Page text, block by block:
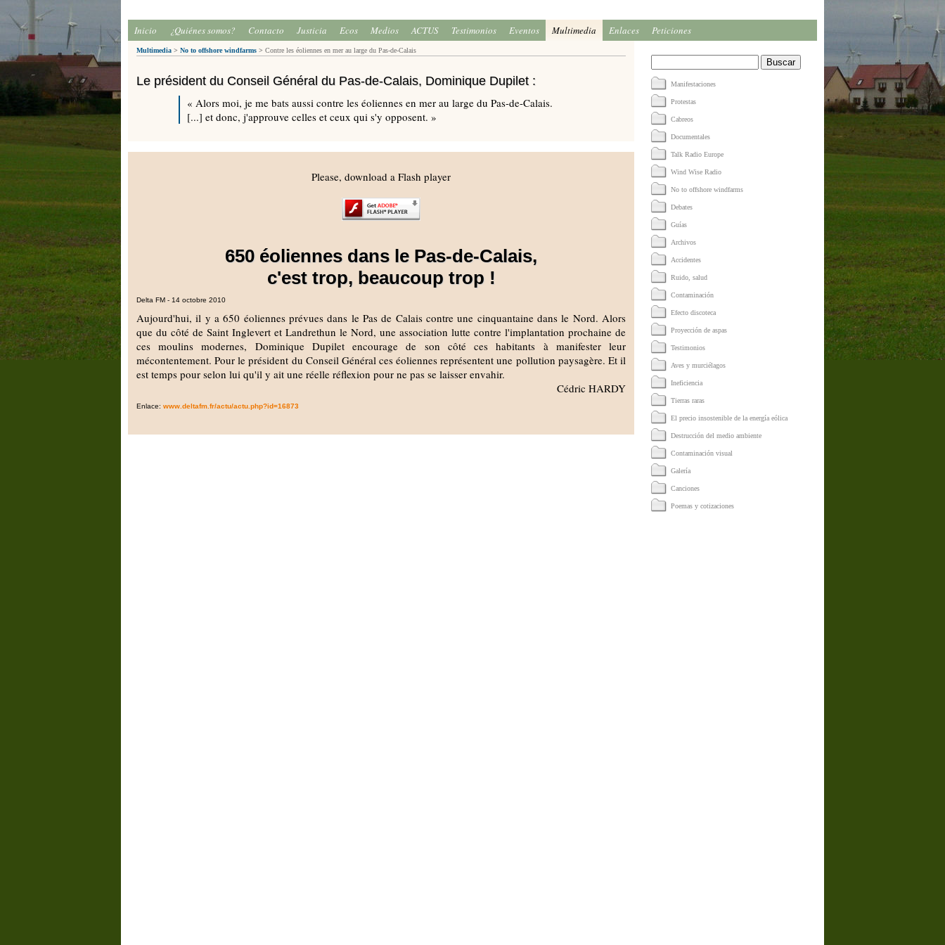
Inicio ¿Quiénes somos? Contacto Justicia Ecos Medios ACTUS Testimonios Eventos Multimedia Enlaces Peticiones
Multimedia > No to offshore windfarms > Contre les éoliennes en mer au large du Pas-de-Calais
Le président du Conseil Général du Pas-de-Calais, Dominique Dupilet :
« Alors moi, je me bats aussi contre les éoliennes en mer au large du Pas-de-Calais.
[...] et donc, j'approuve celles et ceux qui s'y opposent. »
Please, download a Flash player
650 éoliennes dans le Pas-de-Calais,
c'est trop, beaucoup trop !
Delta FM - 14 octobre 2010
Aujourd'hui, il y a 650 éoliennes prévues dans le Pas de Calais contre une cinquantaine dans le Nord. Alors
que du côté de Saint Inglevert et Landrethun le Nord, une association lutte contre l'implantation prochaine de
ces moulins modernes, Dominique Dupilet encourage de son côté ces habitants à manifester leur
mécontentement. Pour le président du Conseil Général ces éoliennes représentent une pollution paysagère. Et il
est temps pour selon lui qu'il y ait une réelle réflexion pour ne pas se laisser envahir.
Cédric HARDY
Enlace: www.deltafm.fr/actu/actu.php?id=16873